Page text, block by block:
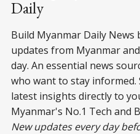
Daily
Build Myanmar Daily
updates from Myanmar
day. An essential news
who want to stay
latest insights directly to
Myanmar's No.1 Tech and
New updates every day